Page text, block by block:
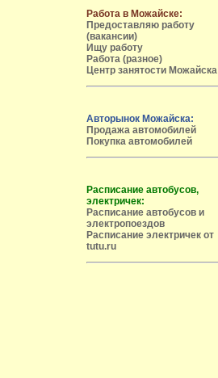
Работа в Можайске:
Предоставляю работу
(вакансии)
Ищу работу
Работа (разное)
Центр занятости Можайска
Авторынок Можайска:
Продажа автомобилей
Покупка автомобилей
Расписание автобусов,
электричек:
Расписание автобусов и
электропоездов
Расписание электричек от
tutu.ru